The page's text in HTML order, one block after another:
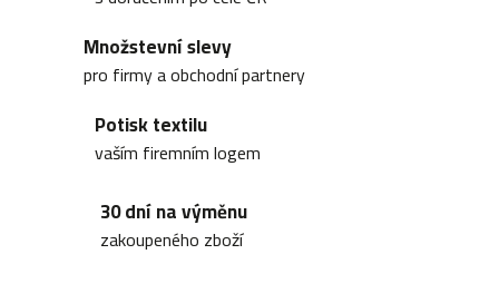
Množstevní slevy
pro firmy a obchodní partnery
Potisk textilu
vaším firemním logem
30 dní na výměnu
zakoupeného zboží